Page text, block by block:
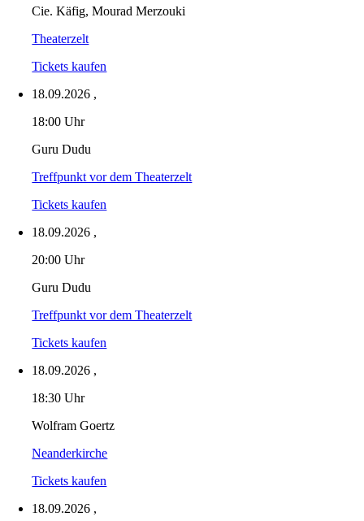
Cie. Käfig, Mourad Merzouki
Theaterzelt
Tickets kaufen
18.09.2026 ,
18:00 Uhr
Guru Dudu
Treffpunkt vor dem Theaterzelt
Tickets kaufen
18.09.2026 ,
20:00 Uhr
Guru Dudu
Treffpunkt vor dem Theaterzelt
Tickets kaufen
18.09.2026 ,
18:30 Uhr
Wolfram Goertz
Neanderkirche
Tickets kaufen
18.09.2026 ,